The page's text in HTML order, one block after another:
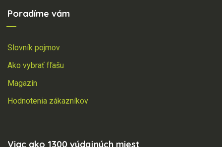
Poradíme vám
Slovník pojmov
Ako vybrať fľašu
Magazín
Hodnotenia zákazníkov
Viac ako 1300 výdajných miest